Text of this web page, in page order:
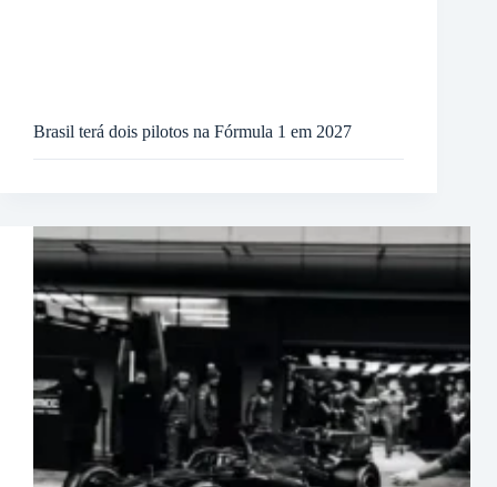
Brasil terá dois pilotos na Fórmula 1 em 2027